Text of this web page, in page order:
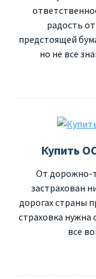
радость
предстоящей
но не все
Купить
От дорожно-
застрахован
дорогах страны
страховка нужна
все